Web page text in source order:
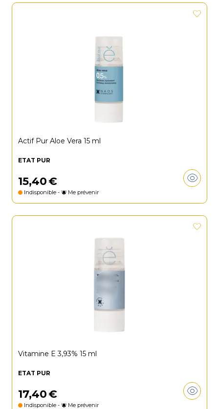
Actif Pur Aloe Vera 15 ml
ETAT PUR
15,40€
Indisponible - Me prévenir
Vitamine E 3,93% 15 ml
ETAT PUR
17,40€
Indisponible - Me prévenir